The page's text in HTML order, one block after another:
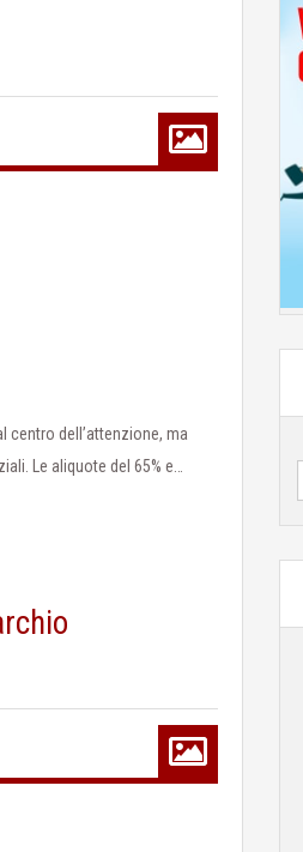
centro dell’attenzione, ma
Le aliquote del 65% e…